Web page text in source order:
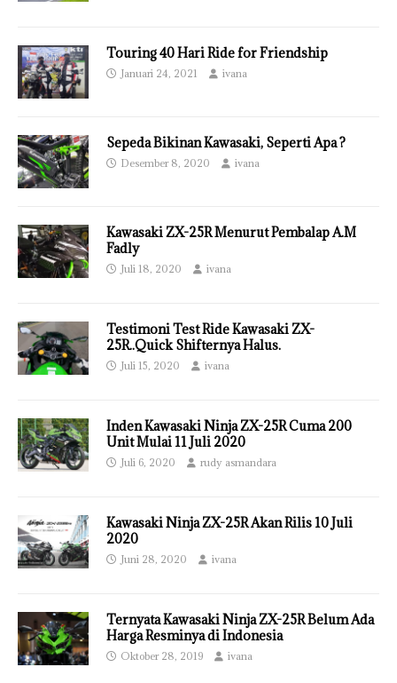
Touring 40 Hari Ride for Friendship
Januari 24, 2021 ivana
Sepeda Bikinan Kawasaki, Seperti Apa ?
Desember 8, 2020 ivana
Kawasaki ZX-25R Menurut Pembalap A.M
Fadly
Juli 18, 2020 ivana
Testimoni Test Ride Kawasaki ZX-
25R..Quick Shifternya Halus.
Juli 15, 2020 ivana
Inden Kawasaki Ninja ZX-25R Cuma 200
Unit Mulai 11 Juli 2020
Juli 6, 2020 rudy asmandara
Kawasaki Ninja ZX-25R Akan Rilis 10 Juli
2020
Juni 28, 2020 ivana
Ternyata Kawasaki Ninja ZX-25R Belum Ada
Harga Resminya di Indonesia
Oktober 28, 2019 ivana